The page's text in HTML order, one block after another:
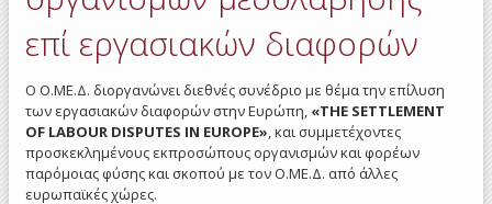
επί εργασιακών διαφορών
Ο Ο.ΜΕ.Δ. διοργανώνει διεθνές συνέδριο με θέμα την επίλυση
των εργασιακών διαφορών στην Ευρώπη, «THE SETTLEMENT
OF LABOUR DISPUTES IN EUROPE», και συμμετέχοντες
προσκεκλημένους εκπροσώπους οργανισμών και φορέων
παρόμοιας φύσης και σκοπού με τον Ο.ΜΕ.Δ. από άλλες
ευρωπαϊκές χώρες.